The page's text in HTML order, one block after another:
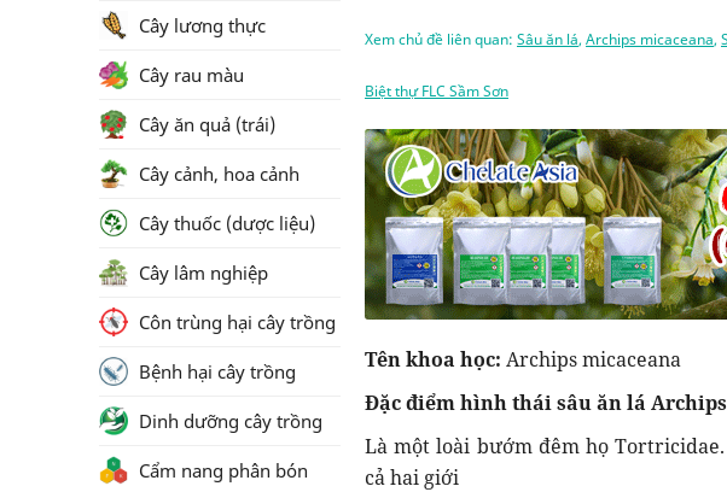
Xem chủ đề liên quan: Sâu ăn lá, Archips micaceana,
Biệt thự FLC Sầm Sơn
Tên khoa học: Archips micaceana
Đặc điểm hình thái sâu ăn lá
Là một loài bướm đêm họ
cả hai giới
Cây lương thực
Cây rau màu
Cây ăn quả (trái)
Cây cảnh, hoa cảnh
Cây thuốc (dược liệu)
Cây lâm nghiệp
Côn trùng hại cây trồng
Bệnh hại cây trồng
Dinh dưỡng cây trồng
Cẩm nang phân bón